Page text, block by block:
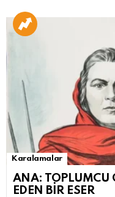
Karalamalar
ANA: TOPLUMCU
EDEN BİR ESER